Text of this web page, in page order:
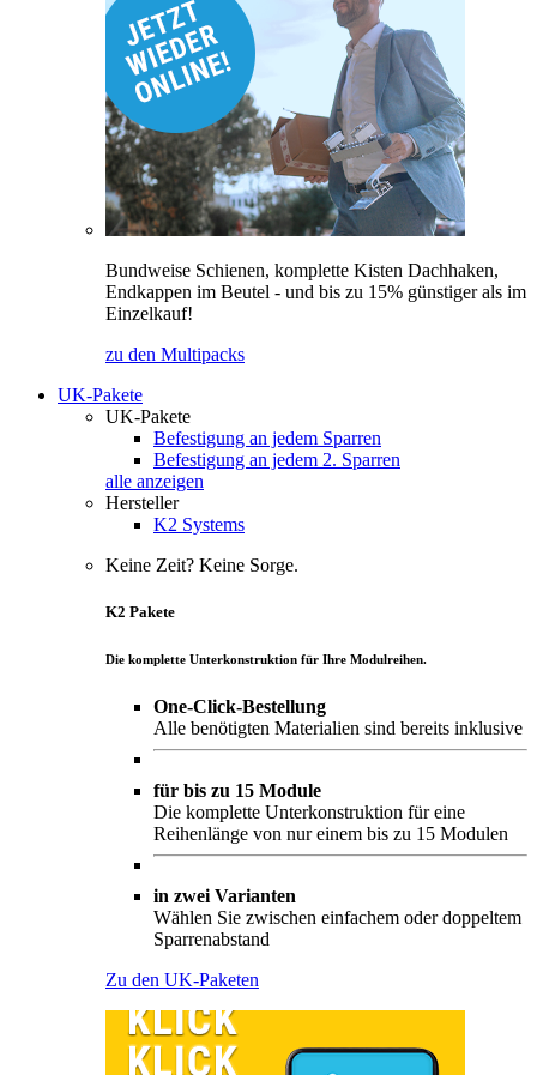
Bundweise Schienen, komplette Kisten Dachhaken,
Endkappen im Beutel - und bis zu 15% günstiger als im
Einzelkauf!
zu den Multipacks
UK-Pakete
UK-Pakete
Befestigung an jedem Sparren
Befestigung an jedem 2. Sparren
alle anzeigen
Hersteller
K2 Systems
Keine Zeit? Keine Sorge.
K2 Pakete
Die komplette Unterkonstruktion für Ihre Modulreihen.
One-Click-Bestellung
Alle benötigten Materialien sind bereits inklusive
für bis zu 15 Module
Die komplette Unterkonstruktion für eine
Reihenlänge von nur einem bis zu 15 Modulen
in zwei Varianten
Wählen Sie zwischen einfachem oder doppeltem
Sparrenabstand
Zu den UK-Paketen